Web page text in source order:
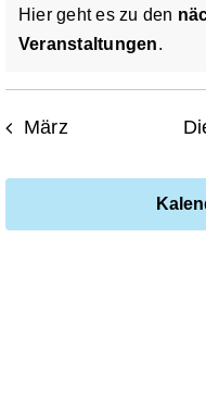
Hinweis
Hier geht es zu den
Veranstaltungen.
März